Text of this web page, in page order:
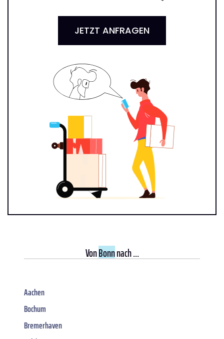
JETZT ANFRAGEN
VonBonnnach ...
Aachen
Bochum
Bremerhaven